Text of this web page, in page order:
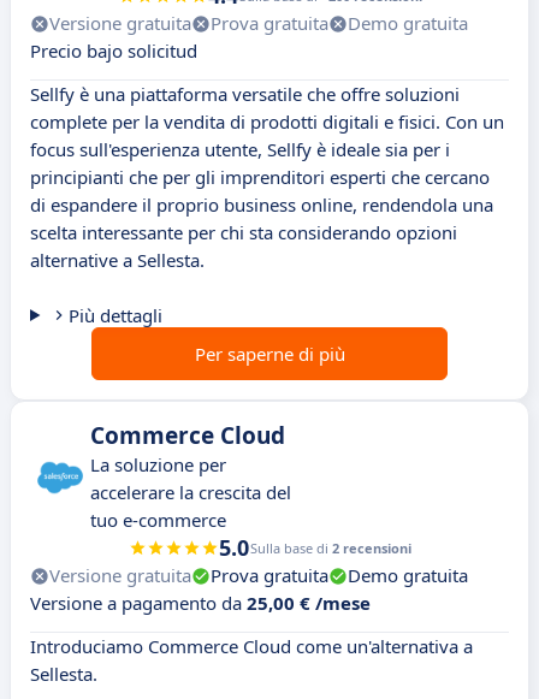
Versione gratuita Prova gratuita
Demo gratuita
Precio bajo solicitud
Sellfy è una piattaforma versatile che offre soluzioni
complete per la vendita di prodotti digitali e fisici. Con un
focus sull'esperienza utente, Sellfy è ideale sia per i
principianti che per gli imprenditori esperti che cercano
di espandere il proprio business online, rendendola una
scelta interessante per chi sta considerando opzioni
alternative a Sellesta.
Più dettagli
Per saperne di più
Commerce Cloud
La soluzione per
accelerare la crescita del
tuo e-commerce
5.0Sulla base di 2 recensioni
Versione gratuita Prova gratuita
Demo gratuita
Versione a pagamento da 25,00 € /mese
Introduciamo Commerce Cloud come un'alternativa a
Sellesta.